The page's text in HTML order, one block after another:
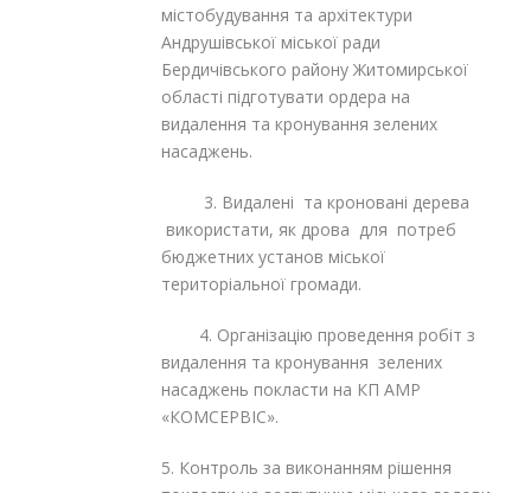
містобудування та архітектури
Андрушівської міської ради
Бердичівського району Житомирської
області підготувати ордера на
видалення та кронування зелених
насаджень.
3. Видалені та кроновані дерева
використати, як дрова для потреб
бюджетних установ міської
територіальної громади.
4. Організацію проведення робіт з
видалення та кронування зелених
насаджень покласти на КП АМР
«КОМСЕРВІС».
5. Контроль за виконанням рішення